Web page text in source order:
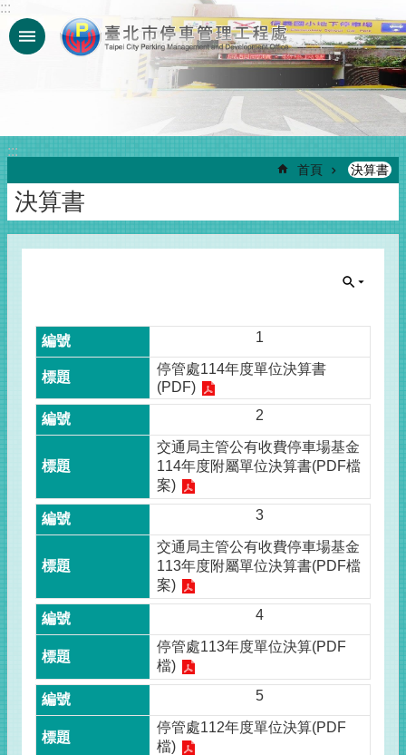
跳到主要內容區塊
:::
:::
首頁 決算書
決算書
1
停管處114年度單位決算書
(PDF)
2
交通局主管公有收費停車場基金
114年度附屬單位決算書(PDF檔
案)
3
交通局主管公有收費停車場基金
113年度附屬單位決算書(PDF檔
案)
4
停管處113年度單位決算(PDF
檔)
5
停管處112年度單位決算(PDF
檔)